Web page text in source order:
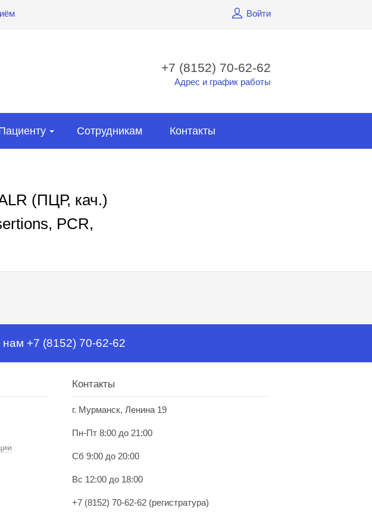
Войти
+7 (8152) 70-62-62
Адрес и график работы
Сотрудникам Контакты
(ПЦР, кач.)
PCR,
+7 (8152) 70-62-62
Контакты
г. Мурманск, Ленина 19
Пн-Пт 8:00 до 21:00
Сб 9:00 до 20:00
Вс 12:00 до 18:00
+7 (8152) 70-62-62 (регистратура)